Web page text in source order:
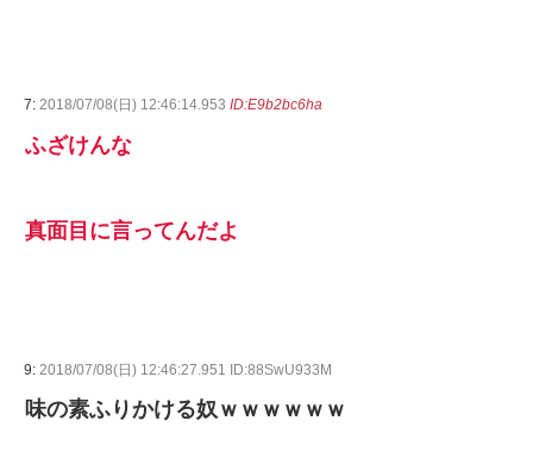
7: 2018/07/08(日) 12:46:14.953 ID:E9b2bc6ha
ふざけんな
真面目に言ってんだよ
9: 2018/07/08(日) 12:46:27.951 ID:88SwU933M
味の素ふりかける奴ｗｗｗｗｗｗ